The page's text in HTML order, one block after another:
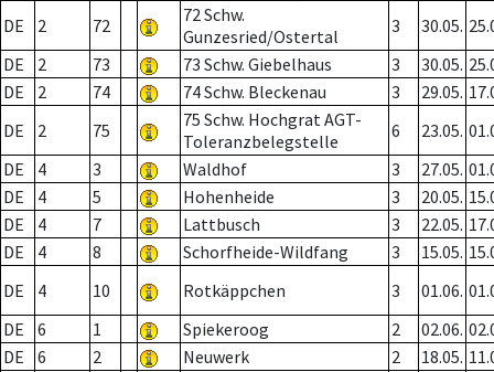
DE 2 72
72 Schw.
Gunzesried/Ostertal
3 30.05.
DE
2 73 73 Schw. Giebelhaus 3 30.05.
DE
2 74 74 Schw. Bleckenau 3 29.05.
DE
2 75
75 Schw. Hochgrat AGT-
Toleranzbelegstelle
6 23.05.
DE
4 3 Waldhof 3 27.05.
DE
4 5 Hohenheide 3 20.05.
DE
4 7 Lattbusch 3 22.05.
DE
4 8 Schorfheide-Wildfang 3 15.05.
DE
4 10 Rotkäppchen 3 01.06.
DE
6 1 Spiekeroog 2 02.06.
DE
6 2 Neuwerk 2 18.05.